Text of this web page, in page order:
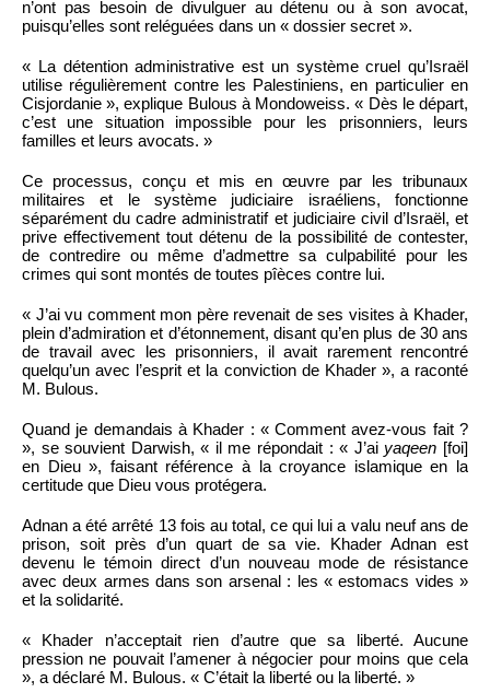
n’ont pas besoin de divulguer au détenu ou à son avocat,
puisqu’elles sont reléguées dans un « dossier secret ».
« La détention administrative est un système cruel qu’Israël
utilise régulièrement contre les Palestiniens, en particulier en
Cisjordanie », explique Bulous à Mondoweiss. « Dès le départ,
c’est une situation impossible pour les prisonniers, leurs
familles et leurs avocats. »
Ce processus, conçu et mis en œuvre par les tribunaux
militaires et le système judiciaire israéliens, fonctionne
séparément du cadre administratif et judiciaire civil d’Israël, et
prive effectivement tout détenu de la possibilité de contester,
de contredire ou même d’admettre sa culpabilité pour les
crimes qui sont montés de toutes pîèces contre lui.
« J’ai vu comment mon père revenait de ses visites à Khader,
plein d’admiration et d’étonnement, disant qu’en plus de 30 ans
de travail avec les prisonniers, il avait rarement rencontré
quelqu’un avec l’esprit et la conviction de Khader », a raconté
M. Bulous.
Quand je demandais à Khader : « Comment avez-vous fait ?
», se souvient Darwish, « il me répondait : « J’ai yaqeen [foi]
en Dieu », faisant référence à la croyance islamique en la
certitude que Dieu vous protégera.
Adnan a été arrêté 13 fois au total, ce qui lui a valu neuf ans de
prison, soit près d’un quart de sa vie. Khader Adnan est
devenu le témoin direct d’un nouveau mode de résistance
avec deux armes dans son arsenal : les « estomacs vides »
et la solidarité.
« Khader n’acceptait rien d’autre que sa liberté. Aucune
pression ne pouvait l’amener à négocier pour moins que cela
», a déclaré M. Bulous. « C’était la liberté ou la liberté. »